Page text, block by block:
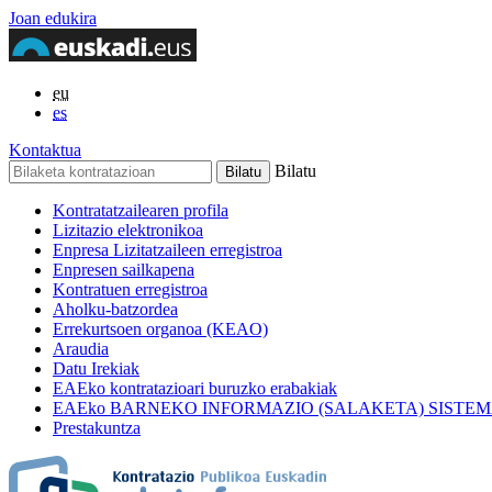
Joan edukira
eu
es
Kontaktua
Bilatu
Kontratatzailearen profila
Lizitazio elektronikoa
Enpresa Lizitatzaileen erregistroa
Enpresen sailkapena
Kontratuen erregistroa
Aholku-batzordea
Errekurtsoen organoa (KEAO)
Araudia
Datu Irekiak
EAEko kontratazioari buruzko erabakiak
EAEko BARNEKO INFORMAZIO (SALAKETA)
Prestakuntza